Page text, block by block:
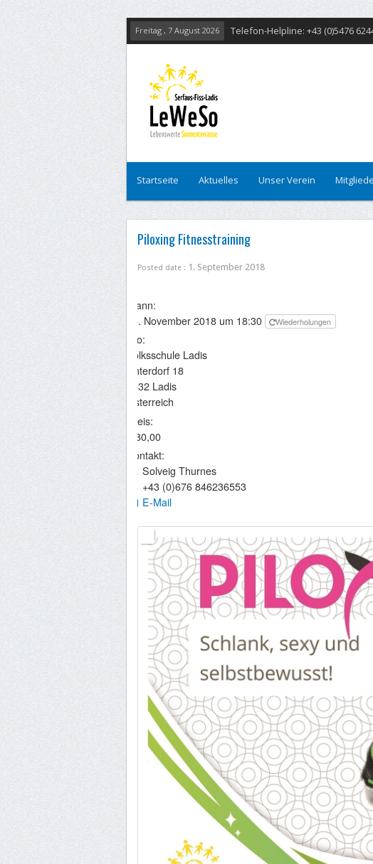
Freitag , 7 August 2026 Telefon-Helpline: +43 (0)5476
Startseite Aktuelles Unser Verein
Piloxing Fitnesstraining
Posted date : 1. September 2018
Wann:
16. November 2018 um 18:30
Wiederholungen
Wo:
Volksschule Ladis
Unterdorf 18
6532 Ladis
Österreich
Preis:
€ 80,00
Kontakt:
Solveig Thurnes
+43 (0)676 846236553
E-Mail